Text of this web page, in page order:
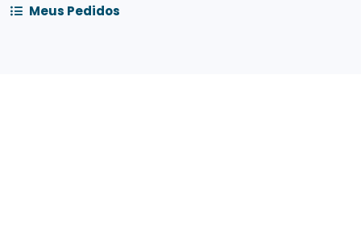
Meus Pedidos